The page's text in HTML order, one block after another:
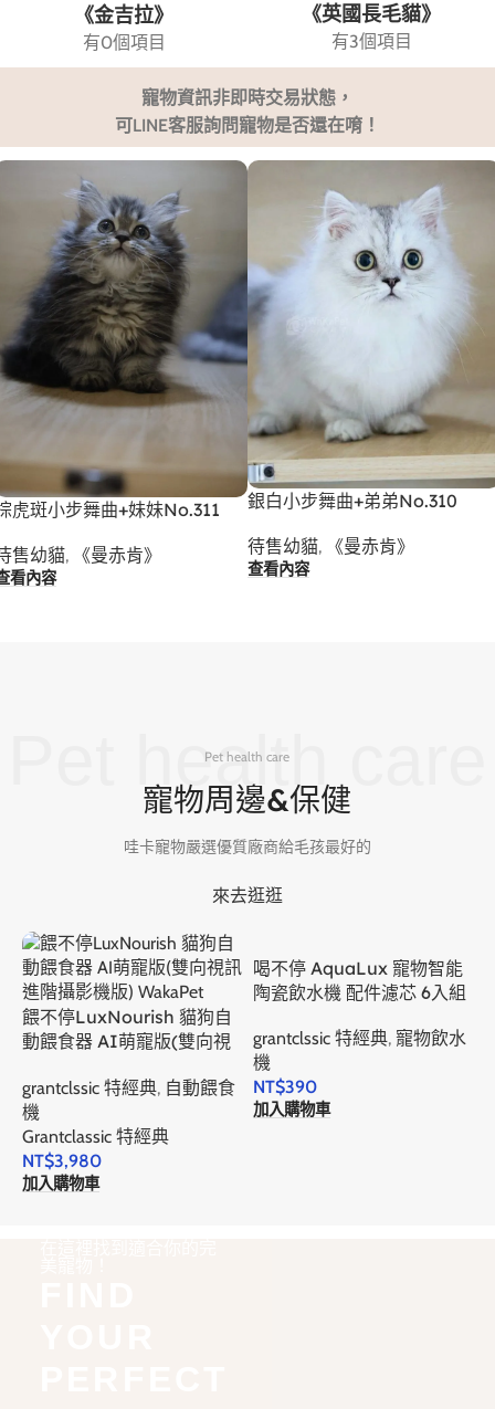
《金吉拉》
有0個項目
《英國長毛貓》
有3個項目
寵物資訊非即時交易狀態，
可LINE客服詢問寵物是否還在唷！
虎斑小步舞曲+妹妹No.311
售幼貓, 《曼赤肯》
看內容
銀白小步舞曲+弟弟No.310
待售幼貓, 《曼赤肯》
查看內容
Pet health care
Pet health care
寵物周邊&保健
哇卡寵物嚴選優質廠商給毛孩最好的
來去逛逛
餵不停LuxNourish 貓狗自
動餵食器 AI萌寵版(雙向視
grantclssic 特經典, 自動餵食
機
Grantclassic 特經典
NT$3,980
加入購物車
喝不停 AquaLux 寵物智能
陶瓷飲水機 配件濾芯 6入組
grantclssic 特經典, 寵物飲水
機
NT$390
加入購物車